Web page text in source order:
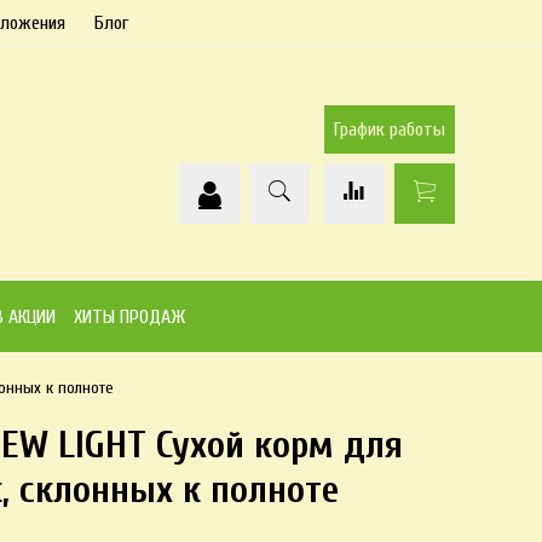
Блог
График работы
АКЦИИ ХИТЫ ПРОДАЖ
к полноте
LIGHT Сухой корм для
склонных к полноте